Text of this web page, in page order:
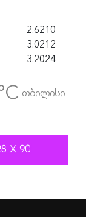
2.6210
3.0212
3.2024
თბილისი